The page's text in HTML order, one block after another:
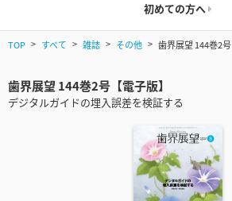
初めての方へ
TOP すべて 雑誌 その他 歯界展望 144巻2号
歯界展望 144巻2号【電子版】
デジタルガイドの埋入誤差を検証する